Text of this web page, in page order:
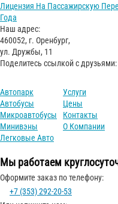
Лицензия На Пассажирскую
Года
Наш адрес:
460052, г. Оренбург,
ул. Дружбы, 11
Поделитесь ссылкой с друзьями:
Автопарк
Автобусы
Микроавтобусы
Минивэны
Легковые Авто
Услуги
Цены
Контакты
О Компании
Мы работаем
Оформите заказ по телефону:
+7 (353) 292-20-53